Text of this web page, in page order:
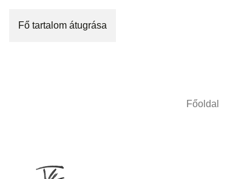
Fő tartalom átugrása
Főoldal